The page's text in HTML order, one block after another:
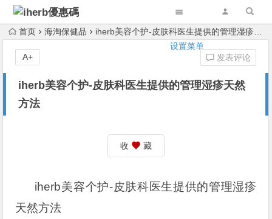
设置菜单
首页 海淘保健品 iherb美容个护-皮肤科医生提供的管理湿疹天然方法
iherb美容个护-皮肤科医生提供的管理湿疹天然
方法
发表评论
A+
收 藏
iherb美容个护-皮肤科医生提供的管理湿疹
天然方法